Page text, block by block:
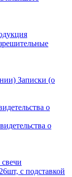
Записки (о
о
о
с подставкой